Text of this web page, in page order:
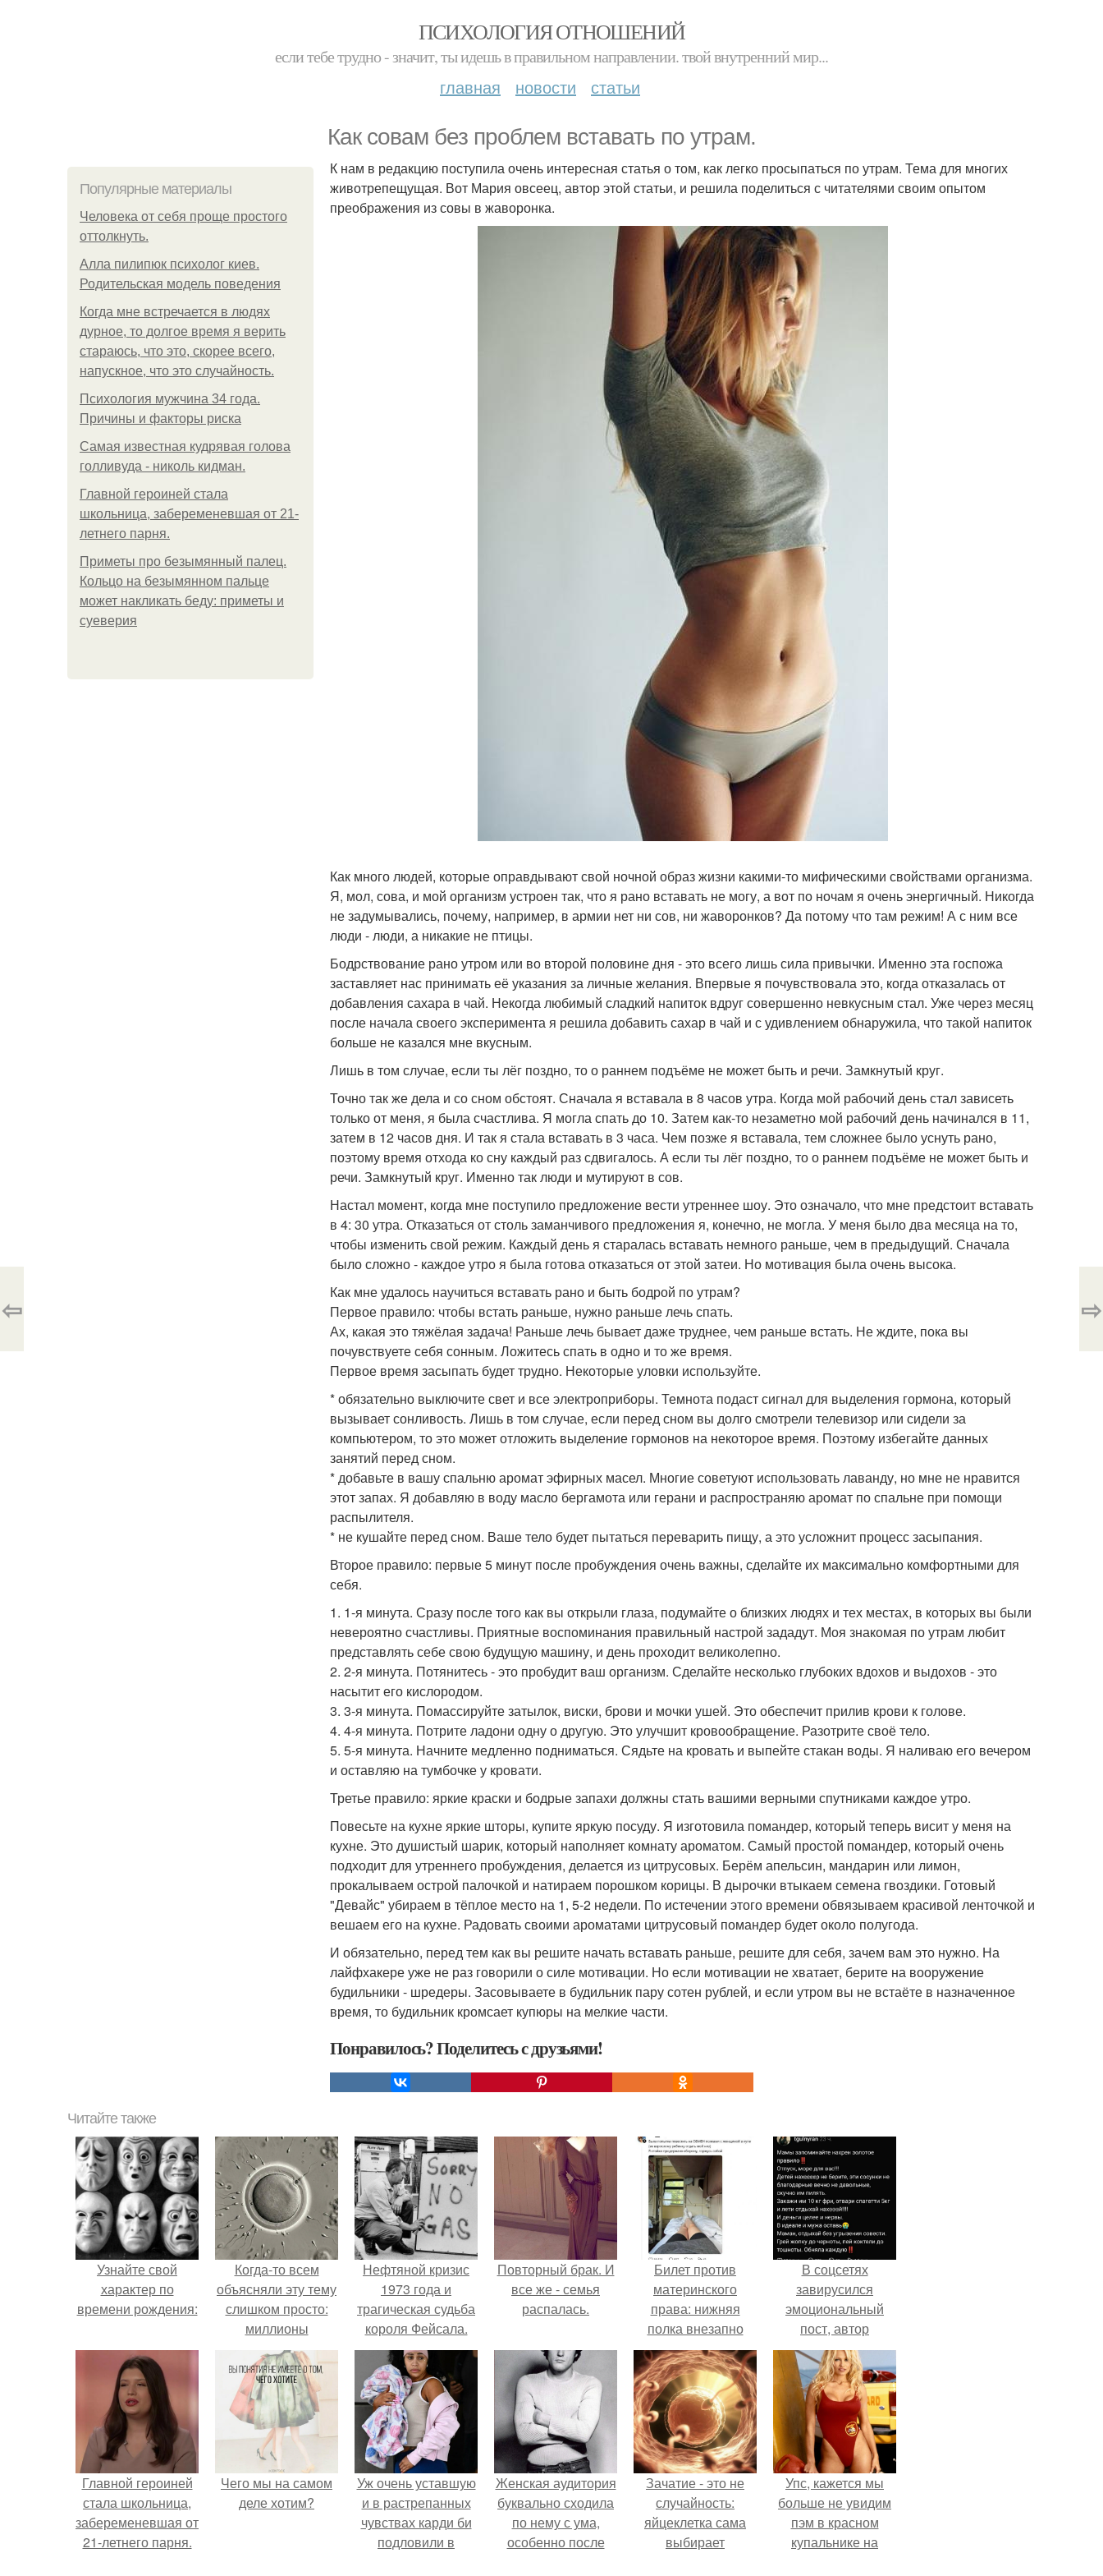
ПСИХОЛОГИЯ ОТНОШЕНИЙ
если тебе трудно - значит, ты идешь в правильном направлении. твой внутренний мир...
главная новости статьи
Как совам без проблем вставать по утрам.
Популярные материалы
Человека от себя проще простого
оттолкнуть.
Алла пилипюк психолог киев.
Родительская модель поведения
Когда мне встречается в людях
дурное, то долгое время я верить
стараюсь, что это, скорее всего,
напускное, что это случайность.
Психология мужчина 34 года.
Причины и факторы риска
Самая известная кудрявая голова
голливуда - николь кидман.
Главной героиней стала
школьница, забеременевшая от 21-
летнего парня.
Приметы про безымянный палец.
Кольцо на безымянном пальце
может накликать беду: приметы и
суеверия
К нам в редакцию поступила очень интересная статья о том, как легко просыпаться по утрам. Тема для многих
животрепещущая. Вот Мария овсеец, автор этой статьи, и решила поделиться с читателями своим опытом
преображения из совы в жаворонка.
Как много людей, которые оправдывают свой ночной образ жизни какими-то мифическими свойствами организма.
Я, мол, сова, и мой организм устроен так, что я рано вставать не могу, а вот по ночам я очень энергичный. Никогда
не задумывались, почему, например, в армии нет ни сов, ни жаворонков? Да потому что там режим! А с ним все
люди - люди, а никакие не птицы.
Бодрствование рано утром или во второй половине дня - это всего лишь сила привычки. Именно эта госпожа
заставляет нас принимать её указания за личные желания. Впервые я почувствовала это, когда отказалась от
добавления сахара в чай. Некогда любимый сладкий напиток вдруг совершенно невкусным стал. Уже через месяц
после начала своего эксперимента я решила добавить сахар в чай и с удивлением обнаружила, что такой напиток
больше не казался мне вкусным.
Лишь в том случае, если ты лёг поздно, то о раннем подъёме не может быть и речи. Замкнутый круг.
Точно так же дела и со сном обстоят. Сначала я вставала в 8 часов утра. Когда мой рабочий день стал зависеть
только от меня, я была счастлива. Я могла спать до 10. Затем как-то незаметно мой рабочий день начинался в 11,
затем в 12 часов дня. И так я стала вставать в 3 часа. Чем позже я вставала, тем сложнее было уснуть рано,
поэтому время отхода ко сну каждый раз сдвигалось. А если ты лёг поздно, то о раннем подъёме не может быть и
речи. Замкнутый круг. Именно так люди и мутируют в сов.
Настал момент, когда мне поступило предложение вести утреннее шоу. Это означало, что мне предстоит вставать
в 4: 30 утра. Отказаться от столь заманчивого предложения я, конечно, не могла. У меня было два месяца на то,
чтобы изменить свой режим. Каждый день я старалась вставать немного раньше, чем в предыдущий. Сначала
было сложно - каждое утро я была готова отказаться от этой затеи. Но мотивация была очень высока.
Как мне удалось научиться вставать рано и быть бодрой по утрам?
Первое правило: чтобы встать раньше, нужно раньше лечь спать.
Ах, какая это тяжёлая задача! Раньше лечь бывает даже труднее, чем раньше встать. Не ждите, пока вы
почувствуете себя сонным. Ложитесь спать в одно и то же время.
Первое время засыпать будет трудно. Некоторые уловки используйте.
* обязательно выключите свет и все электроприборы. Темнота подаст сигнал для выделения гормона, который
вызывает сонливость. Лишь в том случае, если перед сном вы долго смотрели телевизор или сидели за
компьютером, то это может отложить выделение гормонов на некоторое время. Поэтому избегайте данных
занятий перед сном.
* добавьте в вашу спальню аромат эфирных масел. Многие советуют использовать лаванду, но мне не нравится
этот запах. Я добавляю в воду масло бергамота или герани и распространяю аромат по спальне при помощи
распылителя.
* не кушайте перед сном. Ваше тело будет пытаться переварить пищу, а это усложнит процесс засыпания.
Второе правило: первые 5 минут после пробуждения очень важны, сделайте их максимально комфортными для
себя.
1. 1-я минута. Сразу после того как вы открыли глаза, подумайте о близких людях и тех местах, в которых вы были
невероятно счастливы. Приятные воспоминания правильный настрой зададут. Моя знакомая по утрам любит
представлять себе свою будущую машину, и день проходит великолепно.
2. 2-я минута. Потянитесь - это пробудит ваш организм. Сделайте несколько глубоких вдохов и выдохов - это
насытит его кислородом.
3. 3-я минута. Помассируйте затылок, виски, брови и мочки ушей. Это обеспечит прилив крови к голове.
4. 4-я минута. Потрите ладони одну о другую. Это улучшит кровообращение. Разотрите своё тело.
5. 5-я минута. Начните медленно подниматься. Сядьте на кровать и выпейте стакан воды. Я наливаю его вечером
и оставляю на тумбочке у кровати.
Третье правило: яркие краски и бодрые запахи должны стать вашими верными спутниками каждое утро.
Повесьте на кухне яркие шторы, купите яркую посуду. Я изготовила помандер, который теперь висит у меня на
кухне. Это душистый шарик, который наполняет комнату ароматом. Самый простой помандер, который очень
подходит для утреннего пробуждения, делается из цитрусовых. Берём апельсин, мандарин или лимон,
прокалываем острой палочкой и натираем порошком корицы. В дырочки втыкаем семена гвоздики. Готовый
"Девайс" убираем в тёплое место на 1, 5-2 недели. По истечении этого времени обвязываем красивой ленточкой и
вешаем его на кухне. Радовать своими ароматами цитрусовый помандер будет около полугода.
И обязательно, перед тем как вы решите начать вставать раньше, решите для себя, зачем вам это нужно. На
лайфхакере уже не раз говорили о силе мотивации. Но если мотивации не хватает, берите на вооружение
будильники - шредеры. Засовываете в будильник пару сотен рублей, и если утром вы не встаёте в назначенное
время, то будильник кромсает купюры на мелкие части.
Понравилось? Поделитесь с друзьями!
⇦ ⇨
Читайте также
Узнайте свой
характер по
времени рождения:
Когда-то всем
объясняли эту тему
слишком просто:
миллионы
сперматозоидов
бегут к цели, а
побеждает самый
быстрый.
Нефтяной кризис
1973 года и
трагическая судьба
короля Фейсала.
Повторный брак. И
все же - семья
распалась.
Билет против
материнского
права: нижняя
полка внезапно
нашла законного
владельца.
В соцсетях
завирусился
эмоциональный
пост, автор
которого призвала
матерей отдыхать
без детей и не
испытывать
чувство вины.
Главной героиней
стала школьница,
забеременевшая от
21-летнего парня.
Чего мы на самом
деле хотим?
Уж очень уставшую
и в растрепанных
чувствах карди би
подловили в
Женская аудитория
буквально сходила
по нему с ума,
особенно после
Зачатие - это не
случайность:
яйцеклетка сама
выбирает
Упс, кажется мы
больше не увидим
пэм в красном
купальнике на